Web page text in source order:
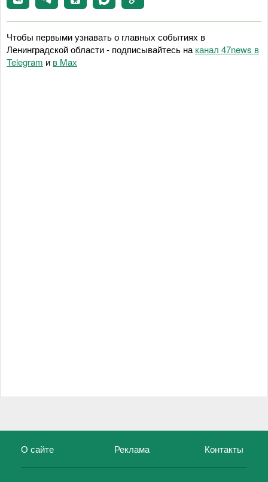
Чтобы первыми узнавать о главных событиях в
Ленинградской области - подписывайтесь на канал 47news в
Telegram и в Maх
О сайте Реклама Контакты